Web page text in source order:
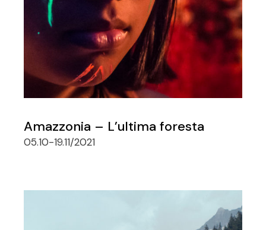
Amazzonia – L’ultima foresta
05.10-19.11/2021